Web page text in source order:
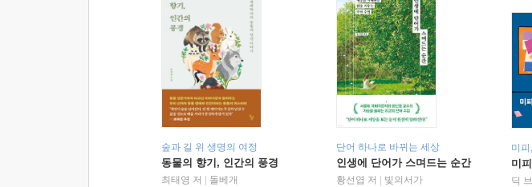
숲과 길 위 생명의 여정
동물의 향기, 인간의 풍경
최태영 저
돌베개
단어 하나로 바뀌는 세상
인생에 단어가 스며드는 순간
황선엽 저
빛의서가
미
미
딕